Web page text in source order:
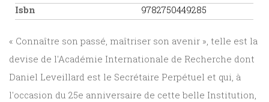
Isbn
9782750449285
« Connaître son passé, maîtriser son avenir », telle est la
devise de l'Académie Internationale de Recherche dont
Daniel Leveillard est le Secrétaire Perpétuel et qui, à
l'occasion du 25e anniversaire de cette belle Institution,